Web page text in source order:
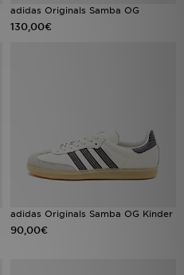
adidas Originals Samba OG
130,00€
adidas Originals Samba OG Kinder
90,00€